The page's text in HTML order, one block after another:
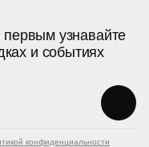
узнавайте
и событиях
конфиденциальности